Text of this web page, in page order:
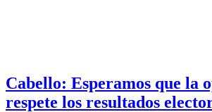
Cabello: Esperamos que la
respete los resultados